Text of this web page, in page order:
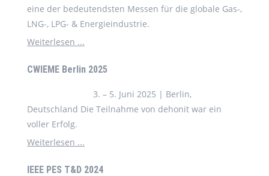
eine der bedeutendsten Messen für die globale Gas-,
LNG-, LPG- & Energieindustrie.
Weiterlesen ...
CWIEME Berlin 2025
3. – 5. Juni 2025 | Berlin,
Deutschland Die Teilnahme von dehonit war ein
voller Erfolg.
Weiterlesen ...
IEEE PES T&D 2024